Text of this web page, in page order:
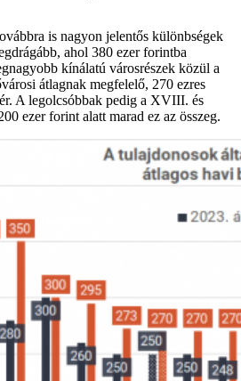
is nagyon jelentős különbségek
ahol 380 ezer forintba
kínálatú városrészek közül a
átlagnak megfelelő, 270 ezres
A legolcsóbbak pedig a XVIII. és
ezer forint alatt marad ez az összeg.